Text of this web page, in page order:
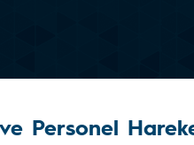
Personel